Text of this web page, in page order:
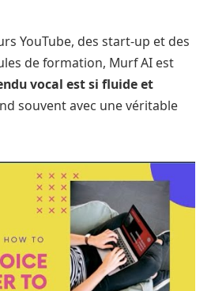
YouTube, des start-up et des
de formation, Murf AI est
vocal est si fluide et
souvent avec une véritable